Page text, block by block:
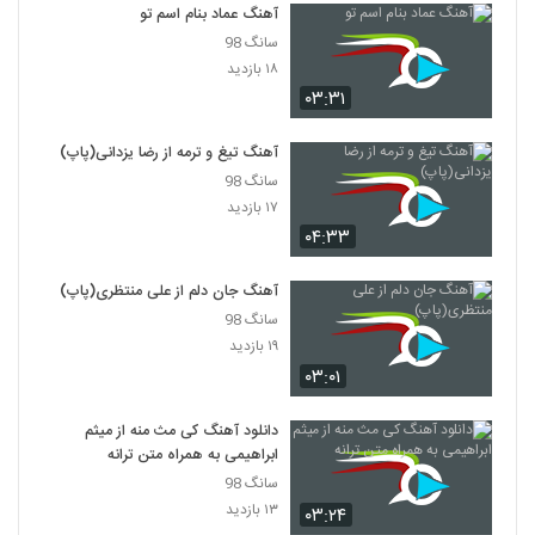
384
۱,۶۵۵ بازدید
دانلود آهنگ محمد بهرامی بارون
(Mohammad Bahrami Baron)
۸۹۱ بازدید
Kianosh Khayyat
387
دانلود آهنگ جدید و زیبای علی شمس الهی با
نام حرفات شیرین
دانلود آهنگ سر به راه از سامان جلیلی
۰۳:۳۱
آهنگ عماد بنام اسم تو
سانگ 98
۱۸ بازدید
۰۴:۳۳
آهنگ تیغ و ترمه از رضا یزدانی(پاپ)
سانگ 98
۱۷ بازدید
۰۳:۰۱
آهنگ جان دلم از علی منتظری(پاپ)
سانگ 98
۱۹ بازدید
۰۳:۲۴
دانلود آهنگ کی مث منه از میثم
ابراهیمی به همراه متن ترانه
سانگ 98
۱۳ بازدید